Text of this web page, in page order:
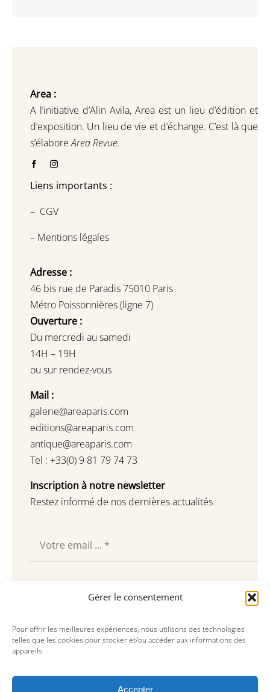
Gérer le consentement
Pour offrir les meilleures expériences, nous utilisons des technologies
telles que les cookies pour stocker et/ou accéder aux informations des
appareils.
Accepter
Area :
A l’initiative d’Alin Avila, Area est un lieu d’édition et
d’exposition. Un lieu de vie et d’échange. C’est là que
s’élaboreArea Revue.
Liens importants :
– CGV
– Mentions légales
Adresse :
46 bis rue de Paradis 75010 Paris
Métro Poissonnières (ligne 7)
Ouverture :
Du mercredi au samedi
14H – 19H
ou sur rendez-vous
Mail :
galerie@areaparis.com
editions@areaparis.com
antique@areaparis.com
Tel : +33(0) 9 81 79 74 73
Inscription à notre newsletter
Restez informé de nos dernières actualités
Souscrire